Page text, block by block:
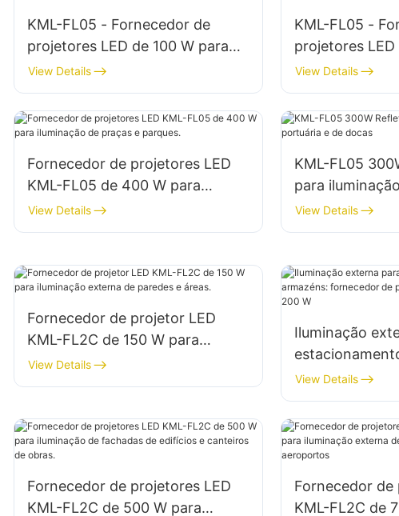
KML-FL05 - Fornecedor de
projetores LED de 100 W para
iluminação de fachadas de
edifícios e canteiros de obras.
View Details
KML-FL05 -
projetores LED
iluminação de
e áreas de
View Details
Fornecedor de projetores LED
KML-FL05 de 400 W para
iluminação de praças e parques.
View Details
KML-FL05
para
docas
View Details
Fornecedor de projetor LED
KML-FL2C de 150 W para
iluminação externa de paredes e
áreas.
View Details
Iluminação
fornecedor de
KML-FL2C de
View Details
Fornecedor de projetores LED
KML-FL2C de 500 W para
Fornecedor de
KML-FL2C de